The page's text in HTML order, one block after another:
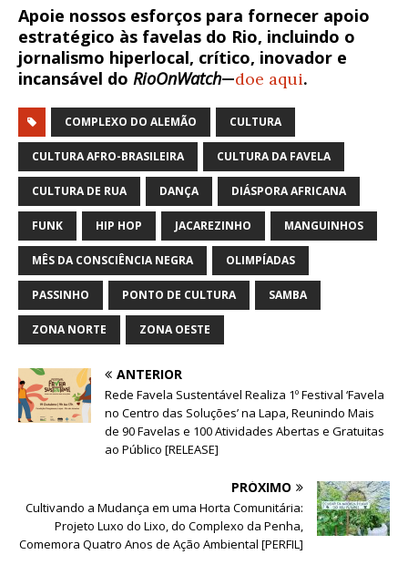
Apoie nossos esforços para fornecer apoio
estratégico às favelas do Rio, incluindo o
jornalismo hiperlocal, crítico, inovador e
incansável do RioOnWatch—doe aqui.
COMPLEXO DO ALEMÃO CULTURA
CULTURA AFRO-BRASILEIRA CULTURA DA FAVELA
CULTURA DE RUA DANÇA DIÁSPORA AFRICANA
FUNK HIP HOP JACAREZINHO MANGUINHOS
MÊS DA CONSCIÊNCIA NEGRA OLIMPÍADAS
PASSINHO PONTO DE CULTURA SAMBA
ZONA NORTE ZONA OESTE
ANTERIOR
Rede Favela Sustentável Realiza 1º Festival ‘Favela
no Centro das Soluções’ na Lapa, Reunindo Mais
de 90 Favelas e 100 Atividades Abertas e Gratuitas
ao Público [RELEASE]
PRÓXIMO
Cultivando a Mudança em uma Horta Comunitária:
Projeto Luxo do Lixo, do Complexo da Penha,
Comemora Quatro Anos de Ação Ambiental [PERFIL]